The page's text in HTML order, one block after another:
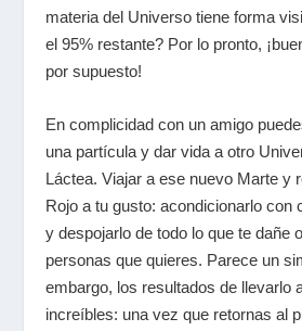
materia del Universo tiene forma
el 95% restante? Por lo pronto,
por supuesto!
En complicidad con un amigo
una partícula y dar vida a otro
Láctea. Viajar a ese nuevo Marte y
Rojo a tu gusto: acondicionarlo con
y despojarlo de todo lo que te dañe
personas que quieres. Parece un
embargo, los resultados de llevarlo
increíbles: una vez que retornas al